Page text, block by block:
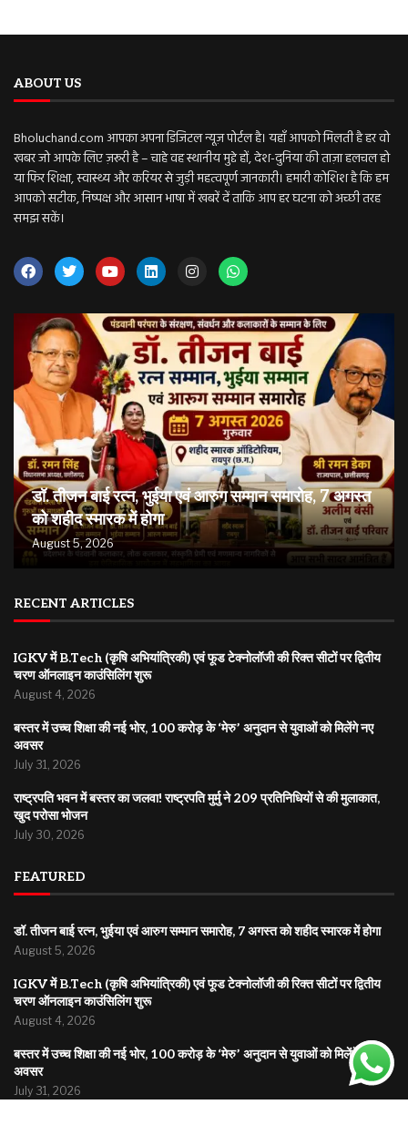
ABOUT US
Bholuchand.com आपका अपना डिजिटल न्यूज़ पोर्टल है। यहाँ आपको मिलती है हर वो
खबर जो आपके लिए ज़रूरी है – चाहे वह स्थानीय मुद्दे हों, देश-दुनिया की ताज़ा हलचल हो
या फिर शिक्षा, स्वास्थ्य और करियर से जुड़ी महत्वपूर्ण जानकारी। हमारी कोशिश है कि हम
आपको सटीक, निष्पक्ष और आसान भाषा में खबरें दें ताकि आप हर घटना को अच्छी तरह
समझ सकें।
डॉ. तीजन बाई रत्न, भुईया एवं आरुग सम्मान समारोह, 7 अगस्त
को शहीद स्मारक में होगा
August 5, 2026
RECENT ARTICLES
IGKV में B.Tech (कृषि अभियांत्रिकी) एवं फूड टेक्नोलॉजी की रिक्त सीटों पर द्वितीय
चरण ऑनलाइन काउंसिलिंग शुरू
August 4, 2026
बस्तर में उच्च शिक्षा की नई भोर, 100 करोड़ के ‘मेरु’ अनुदान से युवाओं को मिलेंगे नए
अवसर
July 31, 2026
राष्ट्रपति भवन में बस्तर का जलवा! राष्ट्रपति मुर्मु ने 209 प्रतिनिधियों से की मुलाकात,
खुद परोसा भोजन
July 30, 2026
FEATURED
डॉ. तीजन बाई रत्न, भुईया एवं आरुग सम्मान समारोह, 7 अगस्त को शहीद स्मारक में होगा
August 5, 2026
IGKV में B.Tech (कृषि अभियांत्रिकी) एवं फूड टेक्नोलॉजी की रिक्त सीटों पर द्वितीय
चरण ऑनलाइन काउंसिलिंग शुरू
August 4, 2026
बस्तर में उच्च शिक्षा की नई भोर, 100 करोड़ के ‘मेरु’ अनुदान से युवाओं को मिलेंगे नए
अवसर
July 31, 2026